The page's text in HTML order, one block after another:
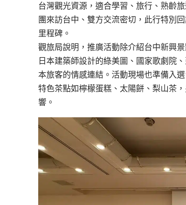
台灣觀光資源，適合學習、旅行、熟齡
團來訪台中、雙方交流密切，此行特別
里程碑。
觀旅局說明，推廣活動除介紹台中新興
日本建築師設計的綠美圖、國家歌劇院
本旅客的情感連結。活動現場也準備入
特色茶點如檸檬蛋糕、太陽餅、梨山茶
響。